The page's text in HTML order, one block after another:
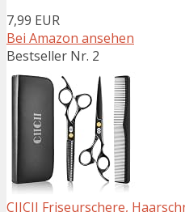
7,99 EUR
Bei Amazon ansehen
Bestseller Nr. 2
CIICII Friseurschere,